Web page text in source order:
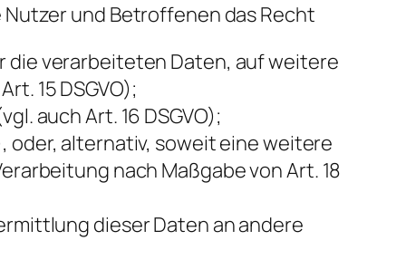
und Betroffenen das Recht
verarbeiteten Daten, auf weitere
15 DSGVO);
auch Art. 16 DSGVO);
oder, alternativ, soweit eine weitere
nach Maßgabe von Art. 18
dieser Daten an andere